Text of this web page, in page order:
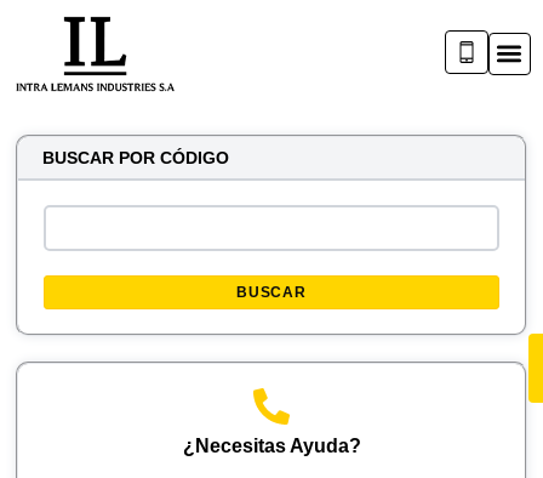
BUSCAR POR CÓDIGO
BUSCAR
¿Necesitas Ayuda?